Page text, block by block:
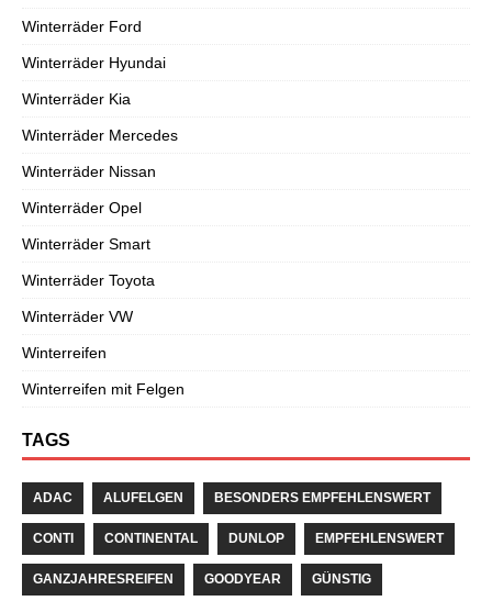
Winterräder Ford
Winterräder Hyundai
Winterräder Kia
Winterräder Mercedes
Winterräder Nissan
Winterräder Opel
Winterräder Smart
Winterräder Toyota
Winterräder VW
Winterreifen
Winterreifen mit Felgen
TAGS
ADAC ALUFELGEN BESONDERS EMPFEHLENSWERT
CONTI CONTINENTAL DUNLOP EMPFEHLENSWERT
GANZJAHRESREIFEN GOODYEAR GÜNSTIG